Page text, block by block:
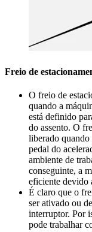
Freio de
O freio de
quando a
está definido
do assento. O
liberado quando
pedal do
ambiente de
conseguinte, a
eficiente devido
É claro que o
ser ativado ou
interruptor. Por
pode trabalhar